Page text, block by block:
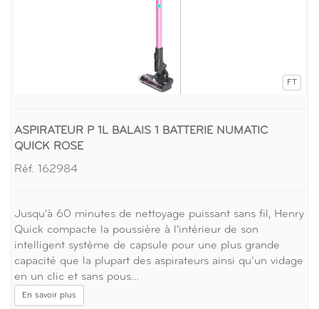
FT
ASPIRATEUR P 1L BALAIS 1 BATTERIE NUMATIC
QUICK ROSE
Réf. 162984
Jusqu'à 60 minutes de nettoyage puissant sans fil, Henry
Quick compacte la poussière à l'intérieur de son
intelligent système de capsule pour une plus grande
capacité que la plupart des aspirateurs ainsi qu’un vidage
en un clic et sans pous…
En savoir plus